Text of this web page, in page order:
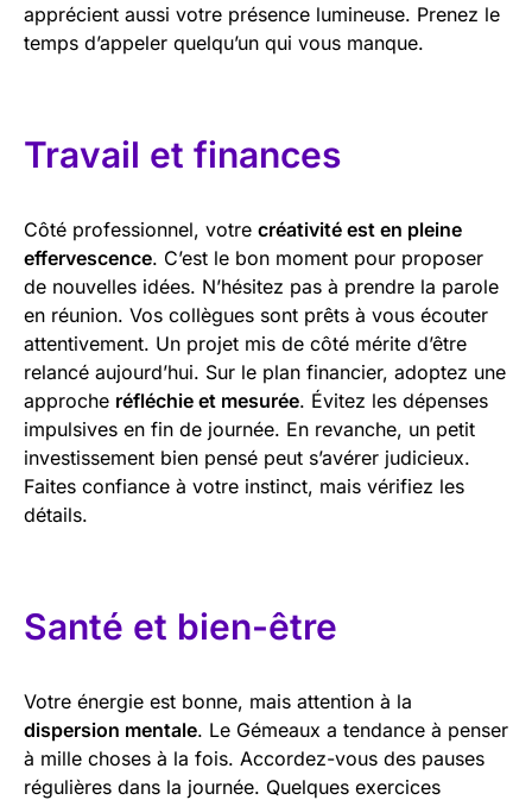
apprécient aussi votre présence lumineuse. Prenez le
temps d’appeler quelqu’un qui vous manque.
Travail et finances
Côté professionnel, votre créativité est en pleine
effervescence. C’est le bon moment pour proposer
de nouvelles idées. N’hésitez pas à prendre la parole
en réunion. Vos collègues sont prêts à vous écouter
attentivement. Un projet mis de côté mérite d’être
relancé aujourd’hui. Sur le plan financier, adoptez une
approche réfléchie et mesurée. Évitez les dépenses
impulsives en fin de journée. En revanche, un petit
investissement bien pensé peut s’avérer judicieux.
Faites confiance à votre instinct, mais vérifiez les
détails.
Santé et bien-être
Votre énergie est bonne, mais attention à la
dispersion mentale. Le Gémeaux a tendance à penser
à mille choses à la fois. Accordez-vous des pauses
régulières dans la journée. Quelques exercices